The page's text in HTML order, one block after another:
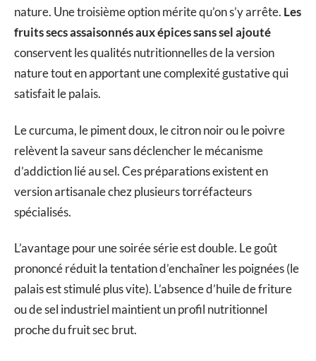
nature. Une troisième option mérite qu’on s’y arrête. Les
fruits secs assaisonnés aux épices sans sel ajouté
conservent les qualités nutritionnelles de la version
nature tout en apportant une complexité gustative qui
satisfait le palais.
Le curcuma, le piment doux, le citron noir ou le poivre
relèvent la saveur sans déclencher le mécanisme
d’addiction lié au sel. Ces préparations existent en
version artisanale chez plusieurs torréfacteurs
spécialisés.
L’avantage pour une soirée série est double. Le goût
prononcé réduit la tentation d’enchaîner les poignées (le
palais est stimulé plus vite). L’absence d’huile de friture
ou de sel industriel maintient un profil nutritionnel
proche du fruit sec brut.